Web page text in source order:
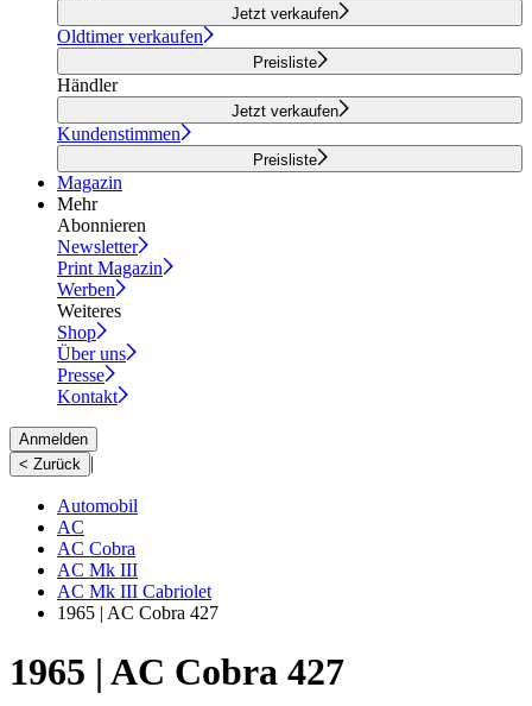
Jetzt verkaufen
Oldtimer verkaufen
Preisliste
Händler
Jetzt verkaufen
Kundenstimmen
Preisliste
Magazin
Mehr
Abonnieren
Newsletter
Print Magazin
Werben
Weiteres
Shop
Über uns
Presse
Kontakt
Anmelden
< Zurück |
Automobil
AC
AC Cobra
AC Mk III
AC Mk III Cabriolet
1965 | AC Cobra 427
1965 | AC Cobra 427